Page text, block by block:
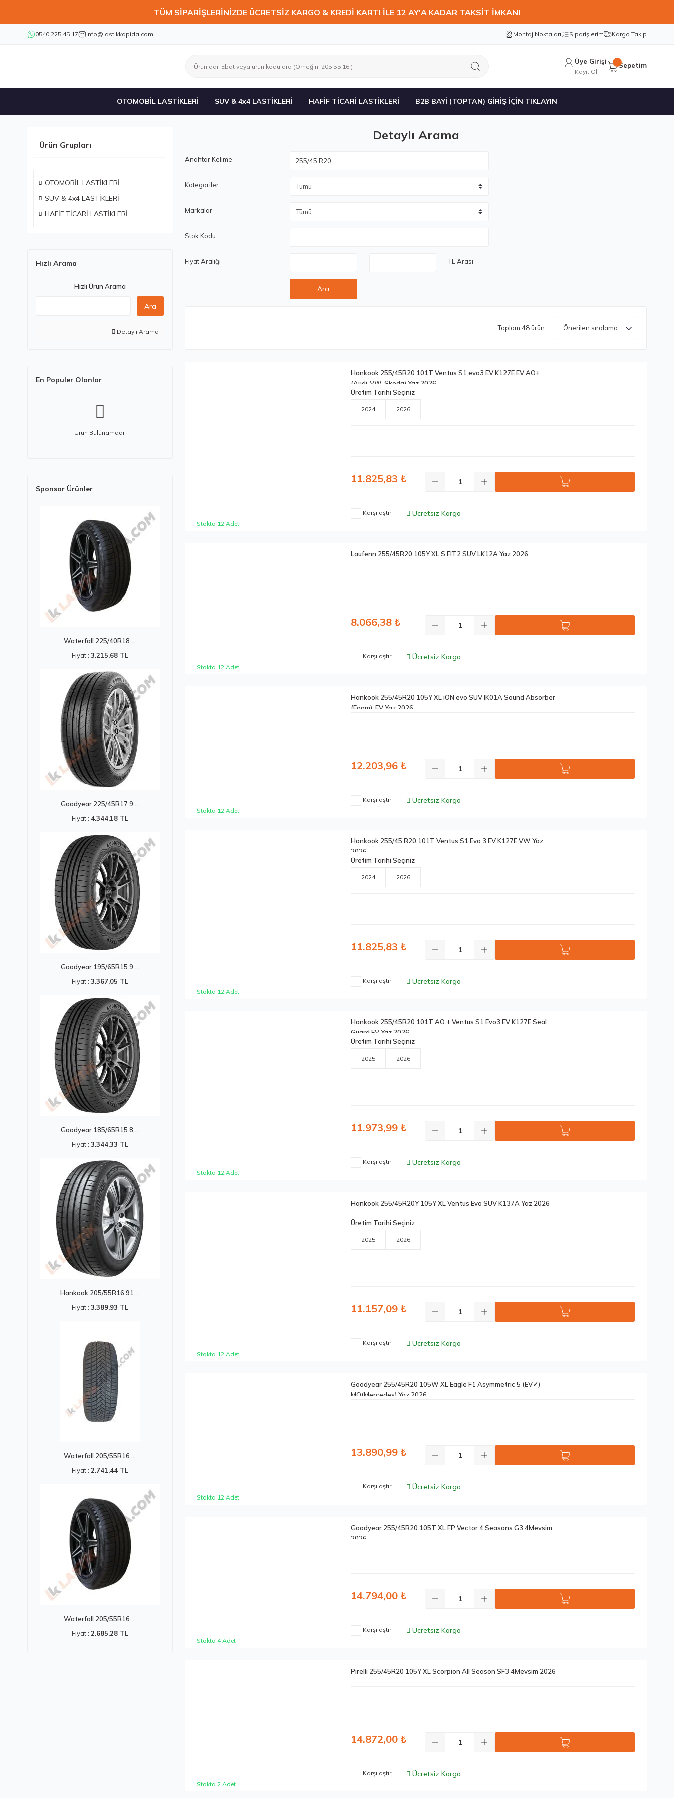
TÜM SİPARİŞLERİNİZDE ÜCRETSİZ KARGO & KREDİ KARTI İLE 12 AY'A KADAR TAKSİT İMKANI
0540 225 45 17 info@lastikkapida.com Montaj Noktaları Siparişlerim Kargo Takip
Üye Girişi
Kayıt Ol
Sepetim
OTOMOBİL LASTİKLERİ SUV & 4x4 LASTİKLERİ HAFİF TİCARİ LASTİKLERİ B2B BAYİ (TOPTAN) GİRİŞ İÇİN TIKLAYIN
Ürün Grupları
OTOMOBİL LASTİKLERİ
SUV & 4x4 LASTİKLERİ
HAFİF TİCARİ LASTİKLERİ
Hızlı Arama
Hızlı Ürün Arama
Ara
Detaylı Arama
En Populer Olanlar
Ürün Bulunamadı.
Sponsor Ürünler
Waterfall 225/40R18 ...
Fiyat : 3.215,68 TL
Goodyear 225/45R17 9 ...
Fiyat : 4.344,18 TL
Goodyear 195/65R15 9 ...
Fiyat : 3.367,05 TL
Goodyear 185/65R15 8 ...
Fiyat : 3.344,33 TL
Hankook 205/55R16 91 ...
Fiyat : 3.389,93 TL
Waterfall 205/55R16 ...
Fiyat : 2.741,44 TL
Waterfall 205/55R16 ...
Fiyat : 2.685,28 TL
Detaylı Arama
Anahtar Kelime
Kategoriler
Markalar
Stok Kodu
Fiyat Aralığı TL Arası
Ara
Toplam 48 ürün
Stokta 12 Adet
Hankook 255/45R20 101T Ventus S1 evo3 EV K127E EV AO+
(Audi-VW-Skoda) Yaz 2026
Üretim Tarihi Seçiniz
2024 2026
11.825,83 ₺
Karşılaştır Ücretsiz Kargo
Stokta 12 Adet
Laufenn 255/45R20 105Y XL S FIT2 SUV LK12A Yaz 2026
8.066,38 ₺
Karşılaştır Ücretsiz Kargo
Stokta 12 Adet
Hankook 255/45R20 105Y XL iON evo SUV IK01A Sound Absorber
(Foam), EV Yaz 2026
12.203,96 ₺
Karşılaştır Ücretsiz Kargo
Stokta 12 Adet
Hankook 255/45 R20 101T Ventus S1 Evo 3 EV K127E VW Yaz
2026
Üretim Tarihi Seçiniz
2024 2026
11.825,83 ₺
Karşılaştır Ücretsiz Kargo
Stokta 12 Adet
Hankook 255/45R20 101T AO + Ventus S1 Evo3 EV K127E Seal
Guard EV Yaz 2026
Üretim Tarihi Seçiniz
2025 2026
11.973,99 ₺
Karşılaştır Ücretsiz Kargo
Stokta 12 Adet
Hankook 255/45R20Y 105Y XL Ventus Evo SUV K137A Yaz 2026
Üretim Tarihi Seçiniz
2025 2026
11.157,09 ₺
Karşılaştır Ücretsiz Kargo
Stokta 12 Adet
Goodyear 255/45R20 105W XL Eagle F1 Asymmetric 5 (EV✓)
MO(Mercedes) Yaz 2026
13.890,99 ₺
Karşılaştır Ücretsiz Kargo
Stokta 4 Adet
Goodyear 255/45R20 105T XL FP Vector 4 Seasons G3 4Mevsim
2026
14.794,00 ₺
Karşılaştır Ücretsiz Kargo
Stokta 2 Adet
Pirelli 255/45R20 105Y XL Scorpion All Season SF3 4Mevsim 2026
14.872,00 ₺
Karşılaştır Ücretsiz Kargo